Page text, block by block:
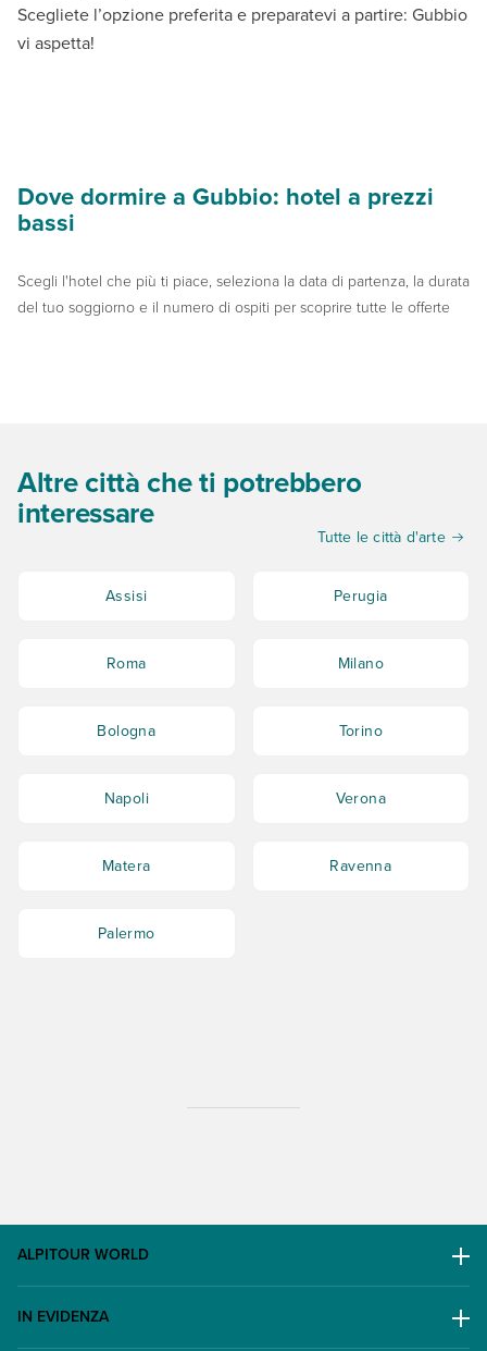
Scegliete l’opzione preferita e preparatevi a partire: Gubbio
vi aspetta!
Dove dormire a Gubbio: hotel a prezzi
bassi
Scegli l'hotel che più ti piace, seleziona la data di partenza, la durata
del tuo soggiorno e il numero di ospiti per scoprire tutte le offerte ‌
Altre città che ti potrebbero
interessare
Tutte le città d'arte
Assisi Perugia
Roma Milano
Bologna Torino
Napoli Verona
Matera Ravenna
Palermo
ALPITOUR WORLD
IN EVIDENZA